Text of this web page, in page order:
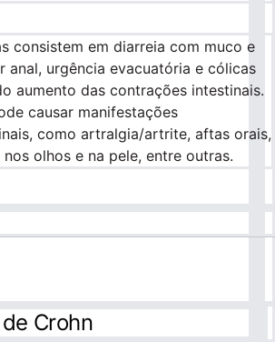
consistem em diarreia com muco e
anal, urgência evacuatória e cólicas
aumento das contrações intestinais.
causar manifestações
como artralgia/artrite, aftas orais,
olhos e na pele, entre outras.
Crohn